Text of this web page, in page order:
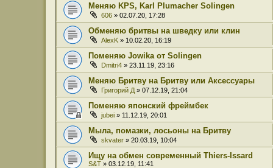
Меняю KPS, Karl Plumacher Solingen
606 » 02.07.20, 17:28
Обменяю бритвы на шведку или клин
AlexK » 10.02.20, 16:19
Поменяю Jowika от Solingen
Dmitri4 » 23.11.19, 23:16
Меняю Бритву на Бритву или Аксессуары
Григорий Д » 07.12.19, 21:04
Поменяю японский фреймбек
jubei » 11.12.19, 20:01
Мыла, помазки, лосьоны на Бритву
skvater » 20.03.19, 10:04
Ищу на обмен современный Thiers-Issard
S&T » 03.12.19, 11:41